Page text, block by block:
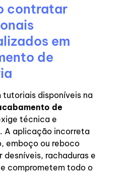
contratar
em
de
tutoriais disponíveis na
de
técnica e
A aplicação incorreta
emboço ou reboco
desníveis, rachaduras e
comprometem todo o